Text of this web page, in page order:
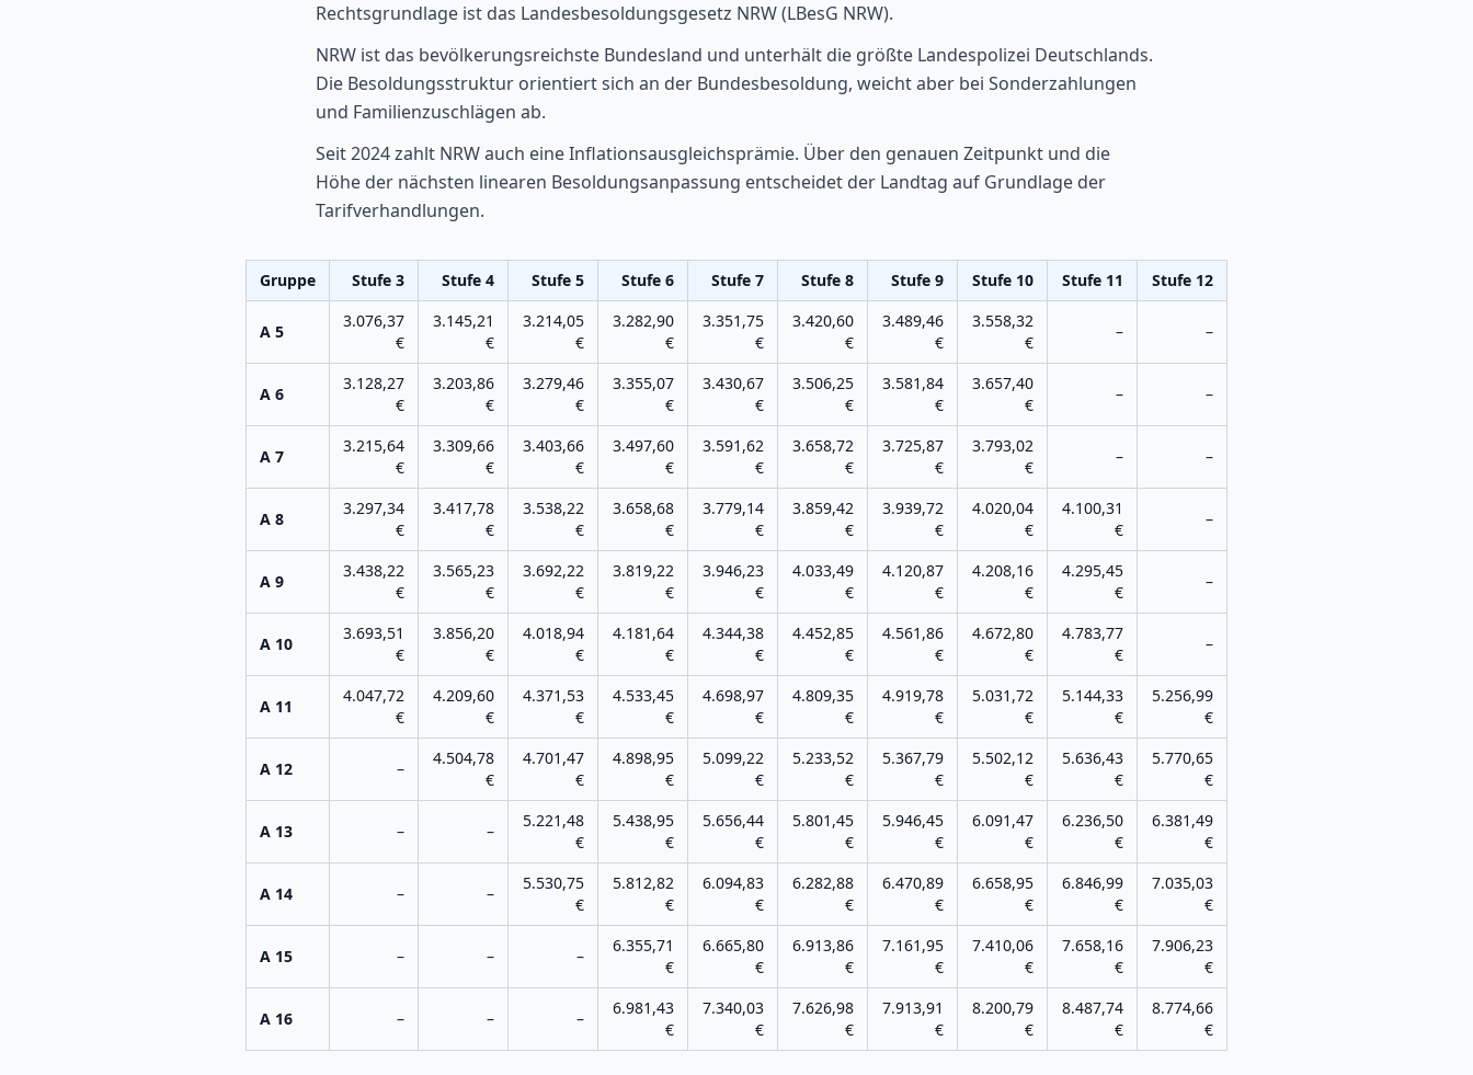
Rechtsgrundlage ist das Landesbesoldungsgesetz NRW (LBesG NRW).
NRW ist das bevölkerungsreichste Bundesland und unterhält die größte Landespolizei Deutschlands.
Die Besoldungsstruktur orientiert sich an der Bundesbesoldung, weicht aber bei Sonderzahlungen
und Familienzuschlägen ab.
Seit 2024 zahlt NRW auch eine Inflationsausgleichsprämie. Über den genauen Zeitpunkt und die
Höhe der nächsten linearen Besoldungsanpassung entscheidet der Landtag auf Grundlage der
Tarifverhandlungen.
Gruppe Stufe 3 Stufe 4 Stufe 5 Stufe 6 Stufe 7 Stufe 8 Stufe 9 Stufe 10 Stufe 11 Stufe 12
A 5
3.076,37
€
3.145,21
€
3.214,05
€
3.282,90
€
3.351,75
€
3.420,60
€
3.489,46
€
3.558,32
€
– –
A 6
3.128,27
€
3.203,86
€
3.279,46
€
3.355,07
€
3.430,67
€
3.506,25
€
3.581,84
€
3.657,40
€
– –
A 7
3.215,64
€
3.309,66
€
3.403,66
€
3.497,60
€
3.591,62
€
3.658,72
€
3.725,87
€
3.793,02
€
– –
A 8
3.297,34
€
3.417,78
€
3.538,22
€
3.658,68
€
3.779,14
€
3.859,42
€
3.939,72
€
4.020,04
€
4.100,31
€
–
A 9
3.438,22
€
3.565,23
€
3.692,22
€
3.819,22
€
3.946,23
€
4.033,49
€
4.120,87
€
4.208,16
€
4.295,45
€
–
A 10
3.693,51
€
3.856,20
€
4.018,94
€
4.181,64
€
4.344,38
€
4.452,85
€
4.561,86
€
4.672,80
€
4.783,77
€
–
A 11
4.047,72
€
4.209,60
€
4.371,53
€
4.533,45
€
4.698,97
€
4.809,35
€
4.919,78
€
5.031,72
€
5.144,33
€
5.256,99
€
A 12 –
4.504,78
€
4.701,47
€
4.898,95
€
5.099,22
€
5.233,52
€
5.367,79
€
5.502,12
€
5.636,43
€
5.770,65
€
A 13 – –
5.221,48
€
5.438,95
€
5.656,44
€
5.801,45
€
5.946,45
€
6.091,47
€
6.236,50
€
6.381,49
€
A 14 – –
5.530,75
€
5.812,82
€
6.094,83
€
6.282,88
€
6.470,89
€
6.658,95
€
6.846,99
€
7.035,03
€
A 15 – – –
6.355,71
€
6.665,80
€
6.913,86
€
7.161,95
€
7.410,06
€
7.658,16
€
7.906,23
€
A 16 – – –
6.981,43
€
7.340,03
€
7.626,98
€
7.913,91
€
8.200,79
€
8.487,74
€
8.774,66
€